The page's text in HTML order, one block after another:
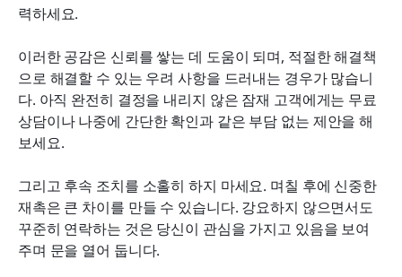
력하세요.
이러한 공감은 신뢰를 쌓는 데 도움이 되며, 적절한 해결책
으로 해결할 수 있는 우려 사항을 드러내는 경우가 많습니
다. 아직 완전히 결정을 내리지 않은 잠재 고객에게는 무료
상담이나 나중에 간단한 확인과 같은 부담 없는 제안을 해
보세요.
그리고 후속 조치를 소홀히 하지 마세요. 며칠 후에 신중한
재촉은 큰 차이를 만들 수 있습니다. 강요하지 않으면서도
꾸준히 연락하는 것은 당신이 관심을 가지고 있음을 보여
주며 문을 열어 둡니다.